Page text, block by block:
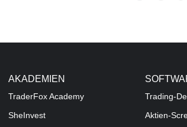
AKADEMIEN
TraderFox Academy
SheInvest
Trading-
Aktien-